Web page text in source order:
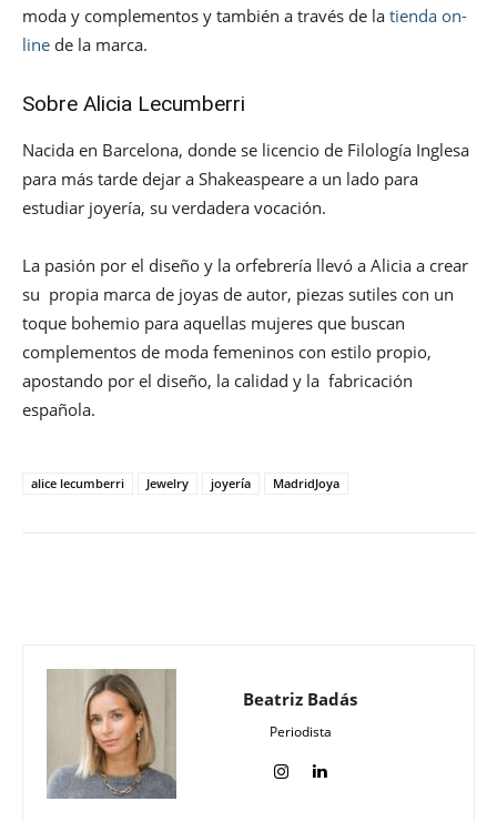
moda y complementos y también a través de la tienda on-
line de la marca.
Sobre Alicia Lecumberri
Nacida en Barcelona, donde se licencio de Filología Inglesa
para más tarde dejar a Shakeaspeare a un lado para
estudiar joyería, su verdadera vocación.
La pasión por el diseño y la orfebrería llevó a Alicia a crear
su propia marca de joyas de autor, piezas sutiles con un
toque bohemio para aquellas mujeres que buscan
complementos de moda femeninos con estilo propio,
apostando por el diseño, la calidad y la fabricación
española.
alice lecumberri Jewelry joyería MadridJoya
Beatriz Badás
Periodista